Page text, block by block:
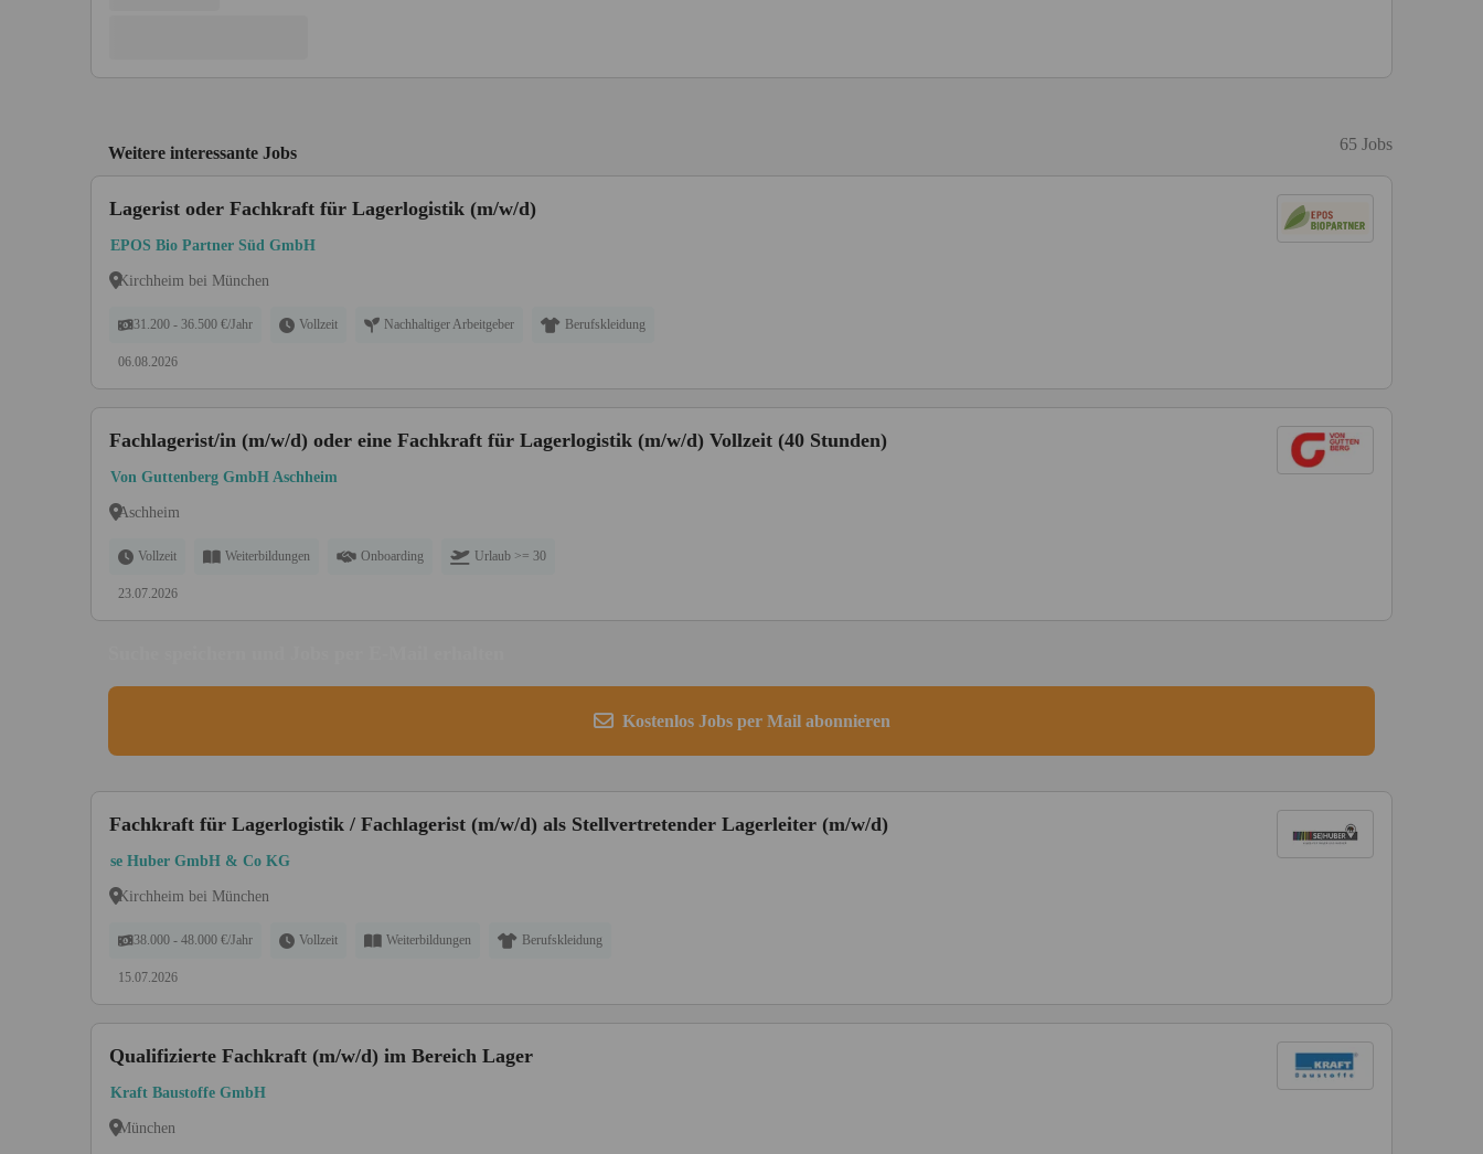
Weitere interessante Jobs 65 Jobs
Lagerist oder Fachkraft für Lagerlogistik (m/w/d)
EPOS Bio Partner Süd GmbH
Kirchheim bei München
31.200 - 36.500 €/Jahr Vollzeit Nachhaltiger Arbeitgeber Berufskleidung
06.08.2026
Fachlagerist/in (m/w/d) oder eine Fachkraft für Lagerlogistik (m/w/d) Vollzeit (40 Stunden)
Von Guttenberg GmbH Aschheim
Aschheim
Vollzeit Weiterbildungen Onboarding Urlaub >= 30
23.07.2026
Kostenlos Jobs per Mail abonnieren
Fachkraft für Lagerlogistik / Fachlagerist (m/w/d) als Stellvertretender Lagerleiter (m/w/d)
se Huber GmbH & Co KG
Kirchheim bei München
38.000 - 48.000 €/Jahr Vollzeit Weiterbildungen Berufskleidung
15.07.2026
Qualifizierte Fachkraft (m/w/d) im Bereich Lager
Kraft Baustoffe GmbH
München